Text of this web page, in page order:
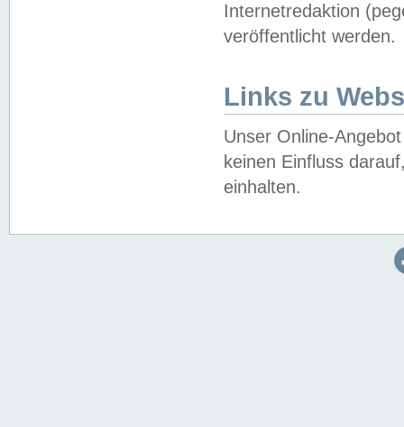
Internetredaktion
veröffentlicht werden.
Links zu
Unser Online-
keinen Einfluss
einhalten.